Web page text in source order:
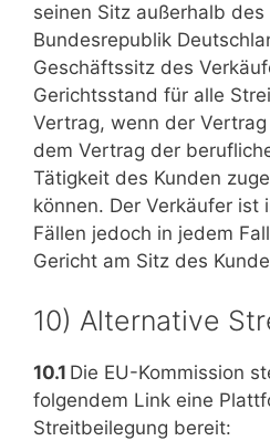
seinen Sitz außerhalb
Bundesrepublik
Geschäftssitz des
Gerichtsstand für alle
Vertrag, wenn der
dem Vertrag der
Tätigkeit des Kunden
können. Der Verkäufer ist
Fällen jedoch in jedem
Gericht am Sitz des
10) Alternative
10.1 Die EU-Kommission
folgendem Link eine
Streitbeilegung bereit: